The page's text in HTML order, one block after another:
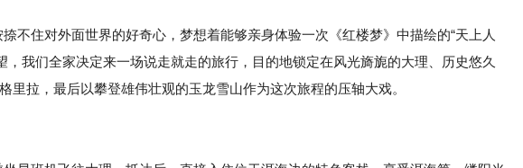
不住对外面世界的好奇心，梦想着能够亲身体验一次《红楼梦》中描绘的“天上人
，我们全家决定来一场说走就走的旅行，目的地锁定在风光旖旎的大理、历史悠久
里拉，最后以攀登雄伟壮观的玉龙雪山作为这次旅程的压轴大戏。